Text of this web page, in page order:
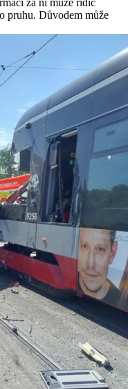
pruhu. Důvodem může